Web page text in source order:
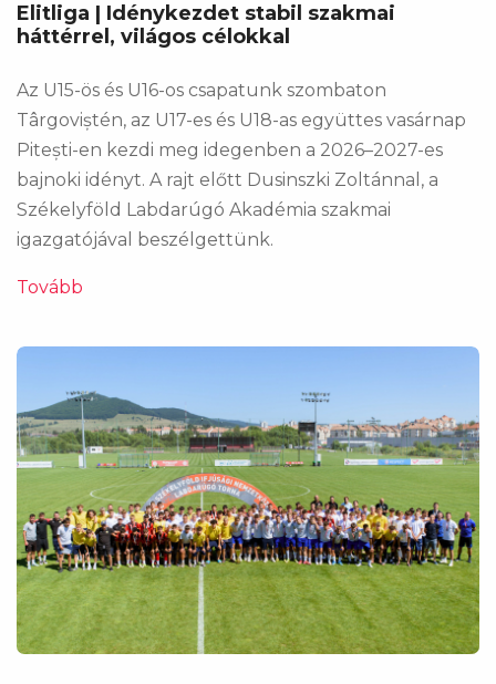
Elitliga | Idénykezdet stabil szakmai
háttérrel, világos célokkal
Az U15-ös és U16-os csapatunk szombaton
Târgoviștén, az U17-es és U18-as együttes vasárnap
Pitești-en kezdi meg idegenben a 2026–2027-es
bajnoki idényt. A rajt előtt Dusinszki Zoltánnal, a
Székelyföld Labdarúgó Akadémia szakmai
igazgatójával beszélgettünk.
Tovább